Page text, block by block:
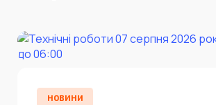
НОВИНИ